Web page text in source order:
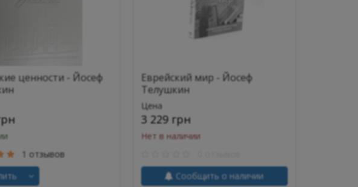
ценности - Йосеф
1 отзывов
Еврейский мир - Йосеф
Телушкин
Цена
3 229 грн
Нет в наличии
Сообщить о наличии